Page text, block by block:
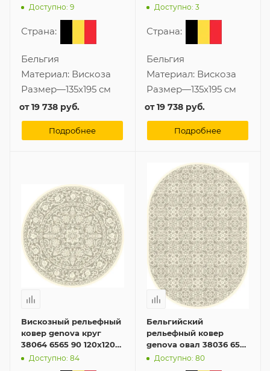
61 135x195 см из
Доступно: 9
Страна:
Бельгия
Материал: Вискоза
Размер—135x195 см
от19 738 руб.
Подробнее
50 135x195 см из
Доступно: 3
Страна:
Бельгия
Материал: Вискоза
Размер—135x195 см
от19 738 руб.
Подробнее
Вискозный рельефный
ковер genova круг
38064 6565 90 120x120
см из Бельгии
Доступно: 84
Бельгийский
рельефный ковер
genova овал 38036 6565
90 65x110 см из вискозы
Доступно: 80